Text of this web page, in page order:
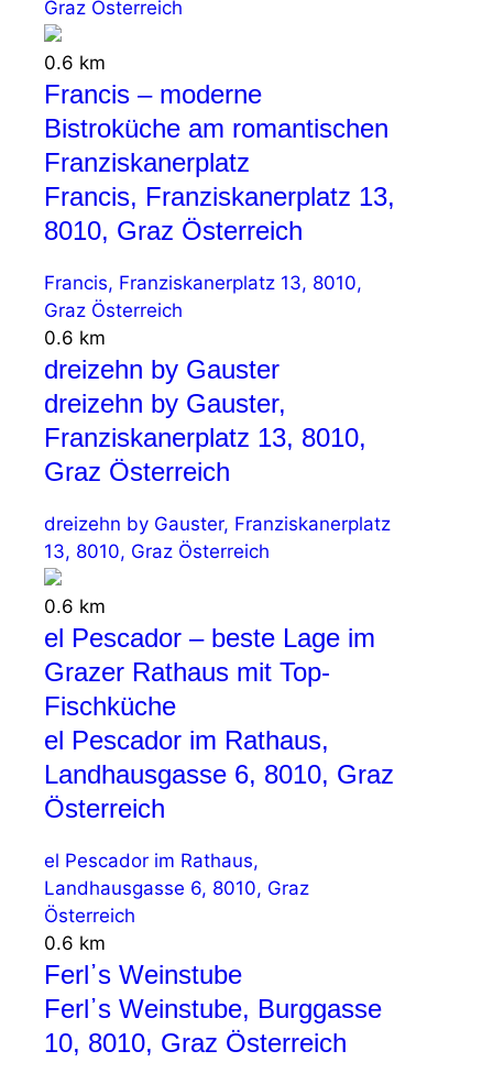
Graz Österreich
0.6 km
Francis – moderne
Bistroküche am romantischen
Franziskanerplatz
Francis, Franziskanerplatz 13,
8010, Graz Österreich
Francis, Franziskanerplatz 13, 8010,
Graz Österreich
0.6 km
dreizehn by Gauster
dreizehn by Gauster,
Franziskanerplatz 13, 8010,
Graz Österreich
dreizehn by Gauster, Franziskanerplatz
13, 8010, Graz Österreich
0.6 km
el Pescador – beste Lage im
Grazer Rathaus mit Top-
Fischküche
el Pescador im Rathaus,
Landhausgasse 6, 8010, Graz
Österreich
el Pescador im Rathaus,
Landhausgasse 6, 8010, Graz
Österreich
0.6 km
Ferl᾽s Weinstube
Ferl᾽s Weinstube, Burggasse
10, 8010, Graz Österreich